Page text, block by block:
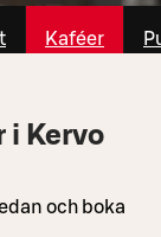
Kaféer
i Kervo
och boka